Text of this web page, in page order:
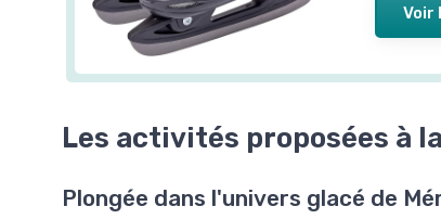
Voir
Les activités proposées à
Plongée dans l'univers glacé de